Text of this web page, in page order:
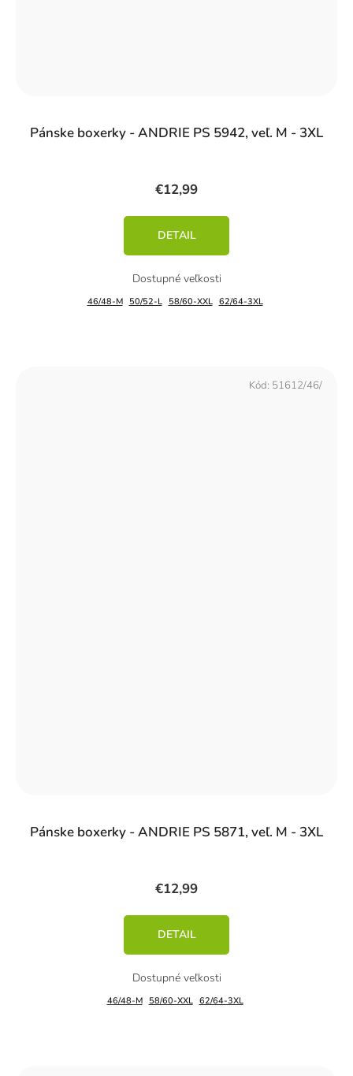
Pánske boxerky - ANDRIE PS 5942, veľ. M - 3XL
€12,99
DETAIL
46/48-M 50/52-L 58/60-XXL 62/64-3XL
Pánske boxerky - ANDRIE PS 5871, veľ. M - 3XL
€12,99
DETAIL
46/48-M 58/60-XXL 62/64-3XL
Kód: 51612/46/